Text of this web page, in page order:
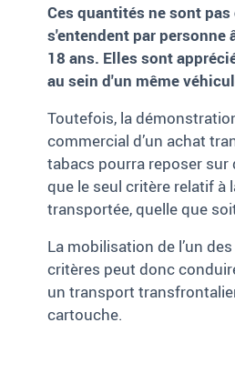
Ces quantités ne sont
s'entendent par personne
18 ans. Elles sont
au sein d'un même
Toutefois, la
commercial d’un achat
tabacs pourra reposer sur
que le seul critère relatif à
transportée, quelle que
La mobilisation de l’un
critères peut donc
un transport
cartouche.